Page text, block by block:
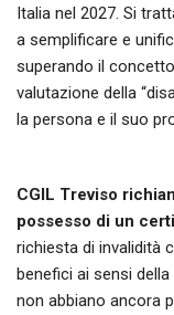
Italia nel 2027. Si
a semplificare e
superando il
valutazione della
la persona e il suo
CGIL Treviso
possesso di un
richiesta di invalidità
benefici ai sensi
non abbiano ancora